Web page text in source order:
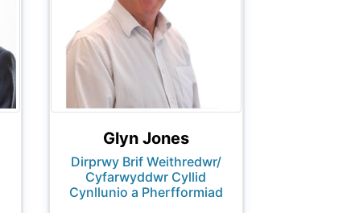
Glyn Jones
Dirprwy Brif Weithredwr/
Cyfarwyddwr Cyllid
Cynllunio a Pherfformiad